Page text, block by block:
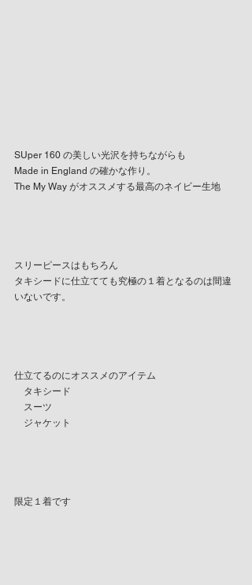
SUper 160 の美しい光沢を持ちながらも
Made in England の確かな作り。
The My Way がオススメする最高のネイビー生地
スリーピースはもちろん
タキシードに仕立てても究極の１着となるのは間違
いないです。
仕立てるのにオススメのアイテム
タキシード
スーツ
ジャケット
限定１着です